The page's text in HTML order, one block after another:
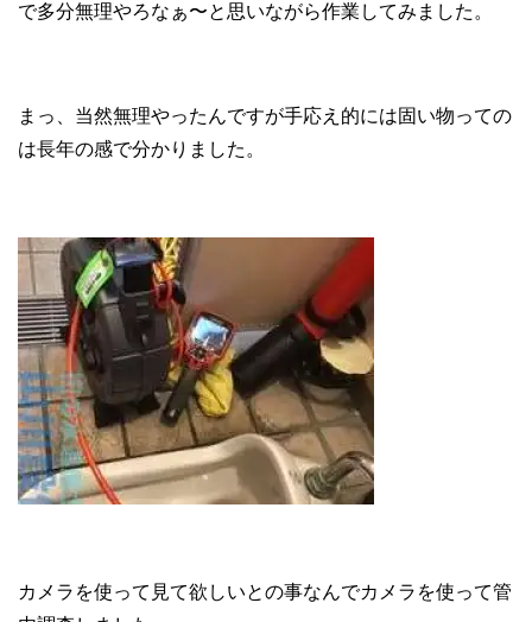
で多分無理やろなぁ〜と思いながら作業してみました。
まっ、当然無理やったんですが手応え的には固い物っての
は長年の感で分かりました。
カメラを使って見て欲しいとの事なんでカメラを使って管